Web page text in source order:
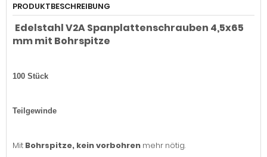
PRODUKTBESCHREIBUNG
Edelstahl V2A Spanplattenschrauben 4,5x65
mm mit Bohrspitze
100 Stück
Teilgewinde
Mit Bohrspitze, keinvorbohren mehr nötig.